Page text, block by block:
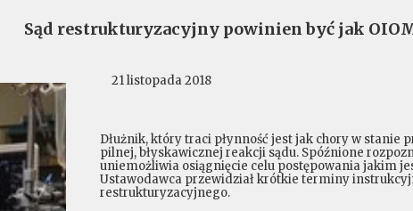
Dłużnik, który traci płynność jest jak chory w stanie
pilnej, błyskawicznej reakcji sądu. Spóźnione
uniemożliwia osiągnięcie celu postępowania jakim
Ustawodawca przewidział krótkie terminy
restrukturyzacyjnego.
21 listopada 2018
Sąd restrukturyzacyjny powinien być jak